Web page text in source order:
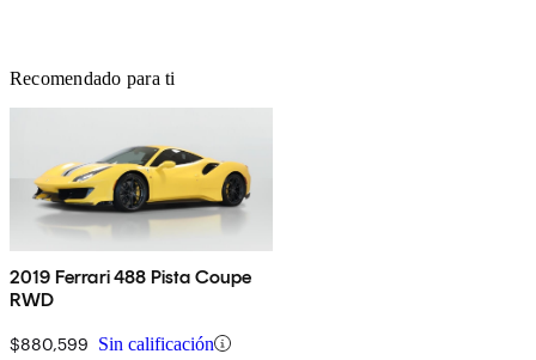
Recomendado para ti
2019 Ferrari 488 Pista Coupe
RWD
$880,599 Sin calificación